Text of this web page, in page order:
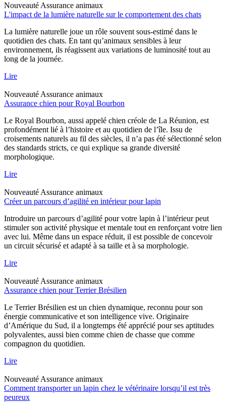
Nouveauté Assurance animaux
L'impact de la lumière naturelle sur le comportement des chats
La lumière naturelle joue un rôle souvent sous-estimé dans le
quotidien des chats. En tant qu’animaux sensibles à leur
environnement, ils réagissent aux variations de luminosité tout au
long de la journée.
Lire
Nouveauté Assurance animaux
Assurance chien pour Royal Bourbon
Le Royal Bourbon, aussi appelé chien créole de La Réunion, est
profondément lié à l’histoire et au quotidien de l’île. Issu de
croisements naturels au fil des siècles, il n’a pas été sélectionné selon
des standards stricts, ce qui explique sa grande diversité
morphologique.
Lire
Nouveauté Assurance animaux
Créer un parcours d’agilité en intérieur pour lapin
Introduire un parcours d’agilité pour votre lapin à l’intérieur peut
stimuler son activité physique et mentale tout en renforçant votre lien
avec lui. Même dans un espace réduit, il est possible de concevoir
un circuit sécurisé et adapté à sa taille et à sa morphologie.
Lire
Nouveauté Assurance animaux
Assurance chien pour Terrier Brésilien
Le Terrier Brésilien est un chien dynamique, reconnu pour son
énergie communicative et son intelligence vive. Originaire
d’Amérique du Sud, il a longtemps été apprécié pour ses aptitudes
polyvalentes, aussi bien comme chien de chasse que comme
compagnon du quotidien.
Lire
Nouveauté Assurance animaux
Comment transporter un lapin chez le vétérinaire lorsqu’il est très
peureux